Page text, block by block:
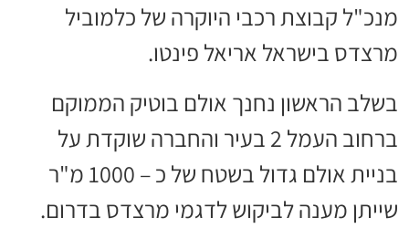
מנכ"ל קבוצת רכבי היוקרה של כלמוביל
מרצדס בישראל אריאל פינטו.
בשלב הראשון נחנך אולם בוטיק הממוקם
ברחוב העמל 2 בעיר והחברה שוקדת על
בניית אולם גדול בשטח של כ – 1000 מ"ר
שייתן מענה לביקוש לדגמי מרצדס בדרום.